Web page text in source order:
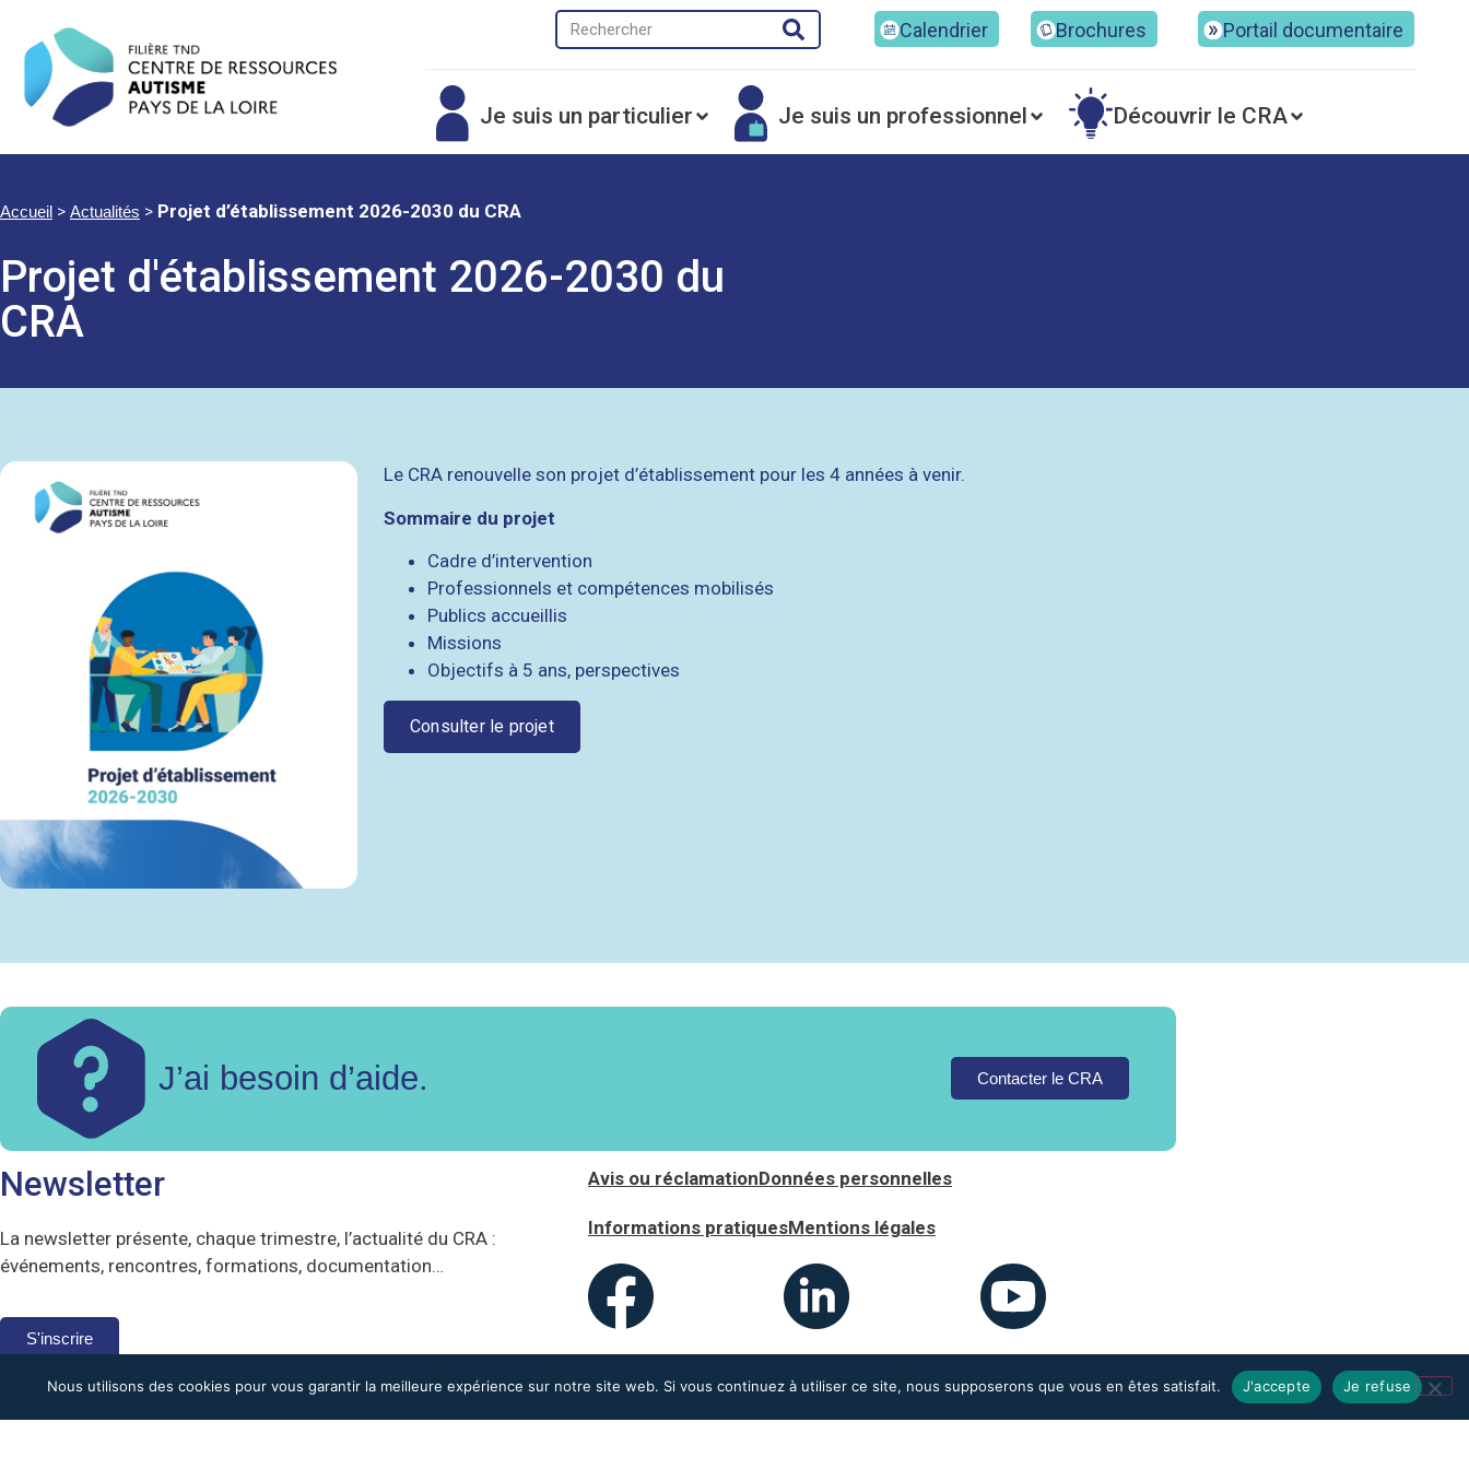
Calendrier Brochures Portail documentaire
Je suis un particulier Je suis un professionnel Découvrir le CRA
Accueil > Actualités > Projet d’établissement 2026-2030 du CRA
Projet d'établissement 2026-2030 du
CRA
Le CRA renouvelle son projet d’établissement pour les 4 années à venir.
Sommaire du projet
Cadre d’intervention
Professionnels et compétences mobilisés
Publics accueillis
Missions
Objectifs à 5 ans, perspectives
Consulter le projet
J’ai besoin d’aide. Contacter le CRA
Newsletter
La newsletter présente, chaque trimestre, l’actualité du CRA :
événements, rencontres, formations, documentation…
S'inscrire
Avis ou réclamationDonnées personnelles
Informations pratiquesMentions légales
Nous utilisons des cookies pour vous garantir la meilleure expérience sur notre site web. Si vous continuez à utiliser ce site, nous supposerons que vous en êtes satisfait. J'accepte Je refuse